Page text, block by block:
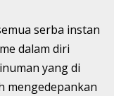
serba instan
dalam diri
yang di
mengedepankan